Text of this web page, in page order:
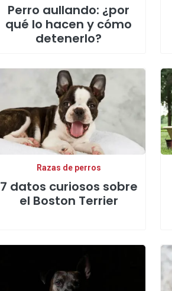
Perro aullando: ¿por
qué lo hacen y cómo
detenerlo?
Razas de perros
7 datos curiosos sobre
el Boston Terrier